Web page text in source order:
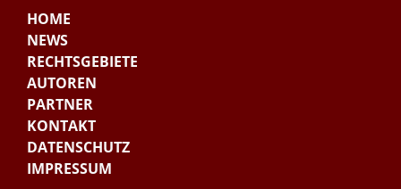
HOME
NEWS
RECHTSGEBIETE
AUTOREN
PARTNER
KONTAKT
DATENSCHUTZ
IMPRESSUM